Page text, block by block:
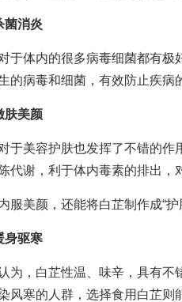
消炎
体内的很多病毒细菌都有极
的病毒和细菌，有效防止疾病
美颜
美容护肤也发挥了不错的作
代谢，利于体内毒素的排出，
美颜，还能将白芷制作成“护
驱寒
，白芷性温、味辛，具有不
风寒的人群，选择食用白芷则